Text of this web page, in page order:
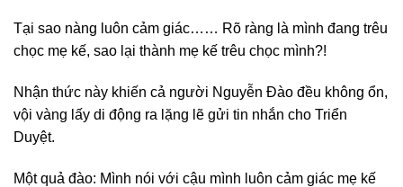
Tại sao nàng luôn cảm giác…… Rõ ràng là mình đang trêu
chọc mẹ kế, sao lại thành mẹ kế trêu chọc mình?!
Nhận thức này khiến cả người Nguyễn Đào đều không ổn,
vội vàng lấy di động ra lặng lẽ gửi tin nhắn cho Triển
Duyệt.
Một quả đào: Mình nói với cậu mình luôn cảm giác mẹ kế